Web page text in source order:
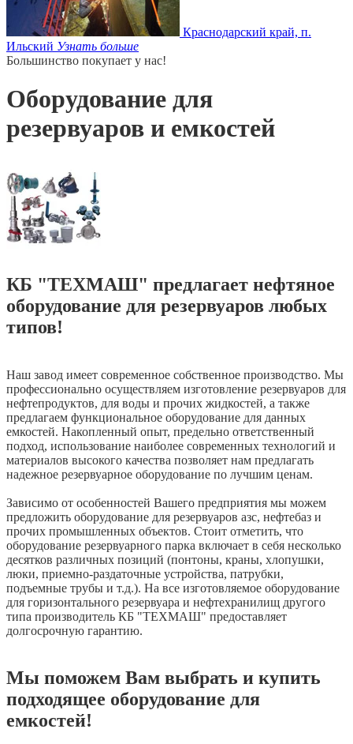
Краснодарский край, п.
Ильский Узнать больше
Большинство покупает у нас!
Оборудование для
резервуаров и емкостей
КБ "ТЕХМАШ" предлагает нефтяное
оборудование для резервуаров любых
типов!
Наш завод имеет современное собственное производство. Мы
профессионально осуществляем изготовление резервуаров для
нефтепродуктов, для воды и прочих жидкостей, а также
предлагаем функциональное оборудование для данных
емкостей. Накопленный опыт, предельно ответственный
подход, использование наиболее современных технологий и
материалов высокого качества позволяет нам предлагать
надежное резервуарное оборудование по лучшим ценам.
Зависимо от особенностей Вашего предприятия мы можем
предложить оборудование для резервуаров азс, нефтебаз и
прочих промышленных объектов. Стоит отметить, что
оборудование резервуарного парка включает в себя несколько
десятков различных позиций (понтоны, краны, хлопушки,
люки, приемно-раздаточные устройства, патрубки,
подъемные трубы и т.д.). На все изготовляемое оборудование
для горизонтального резервуара и нефтехранилищ другого
типа производитель КБ "ТЕХМАШ" предоставляет
долгосрочную гарантию.
Мы поможем Вам выбрать и купить
подходящее оборудование для
емкостей!